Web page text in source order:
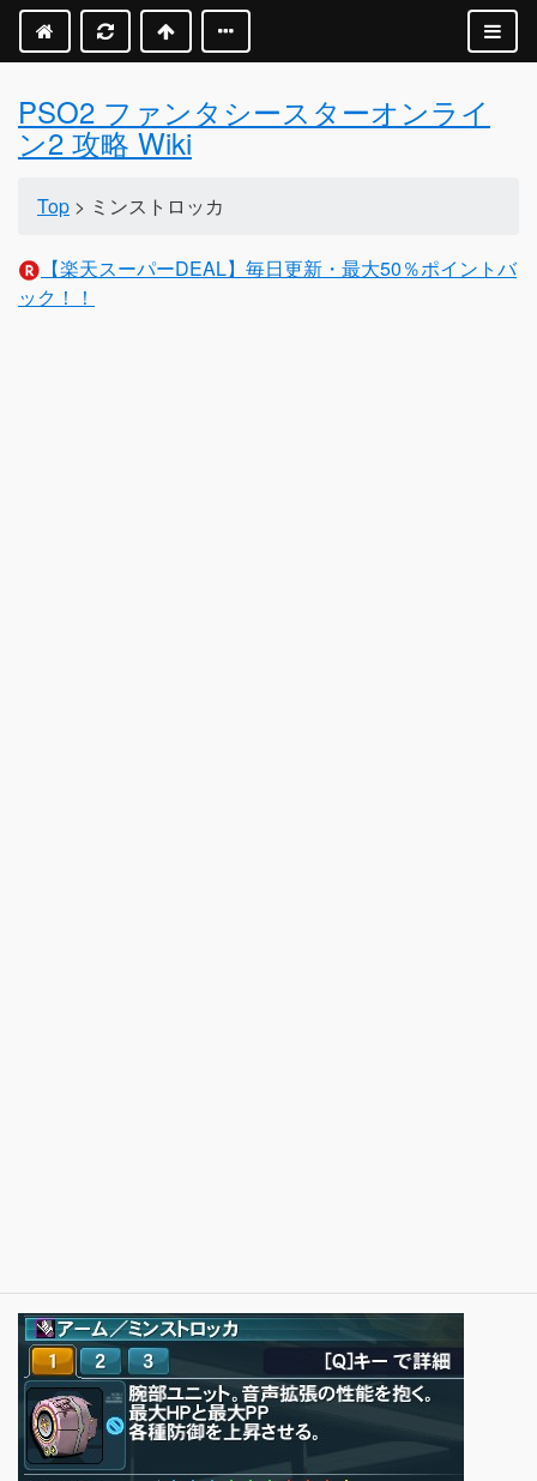
PSO2 ファンタシースターオンライ
ン2 攻略 Wiki
Top > ミンストロッカ
【楽天スーパーDEAL】毎日更新・最大50％ポイントバ
ック！！